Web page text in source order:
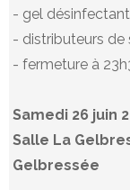
- gel
- distributeurs de
- fermeture à
Samedi 26 juin
Salle La
Gelbressée